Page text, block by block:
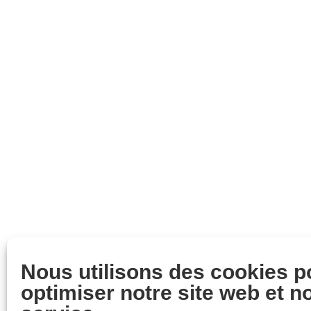
Nous utilisons des cookies
optimiser notre site web et